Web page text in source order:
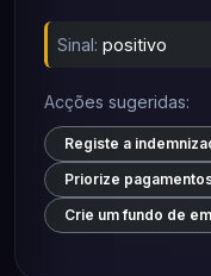
Sinal: positivo
Acções sugeridas:
Registe a
Priorize
Crie um fundo de